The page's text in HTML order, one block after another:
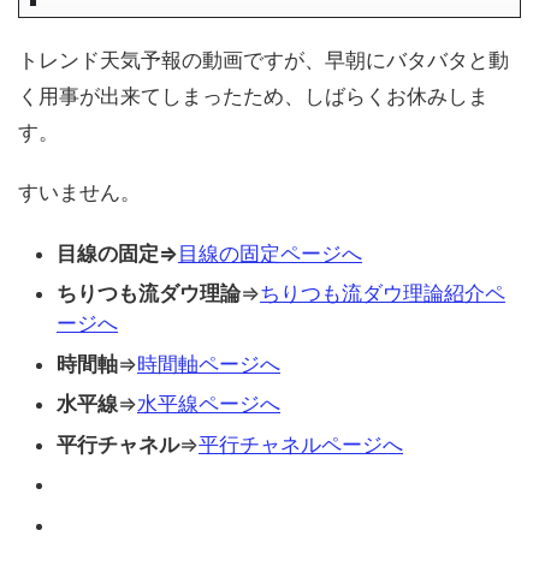
トレンド天気予報の動画ですが、早朝にバタバタと動
く用事が出来てしまったため、しばらくお休みしま
す。
すいません。
目線の固定⇒目線の固定ページへ
ちりつも流ダウ理論⇒ちりつも流ダウ理論紹介ペ
ージへ
時間軸⇒時間軸ページへ
水平線⇒水平線ページへ
平行チャネル⇒平行チャネルページへ